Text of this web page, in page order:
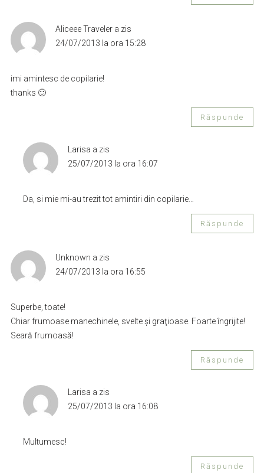
Aliceee Traveler a zis
24/07/2013 la ora 15:28
imi amintesc de copilarie!
thanks 🙂
Răspunde
Larisa a zis
25/07/2013 la ora 16:07
Da, si mie mi-au trezit tot amintiri din copilarie…
Răspunde
Unknown a zis
24/07/2013 la ora 16:55
Superbe, toate!
Chiar frumoase manechinele, svelte şi graţioase. Foarte îngrijite!
Seară frumoasă!
Răspunde
Larisa a zis
25/07/2013 la ora 16:08
Multumesc!
Răspunde